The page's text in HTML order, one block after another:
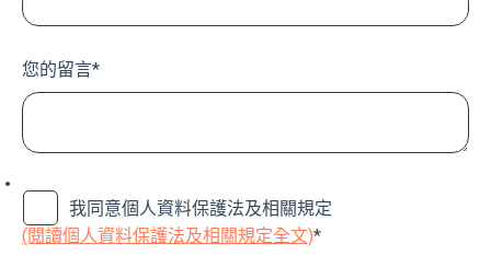
您的留言*
我同意個人資料保護法及相關規定
(閱讀個人資料保護法及相關規定全文)*